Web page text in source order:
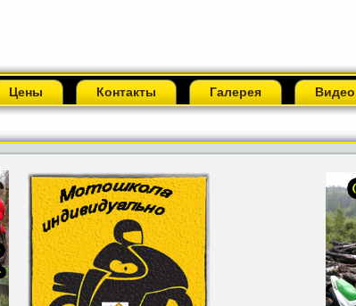
Цены Контакты Галерея Видео